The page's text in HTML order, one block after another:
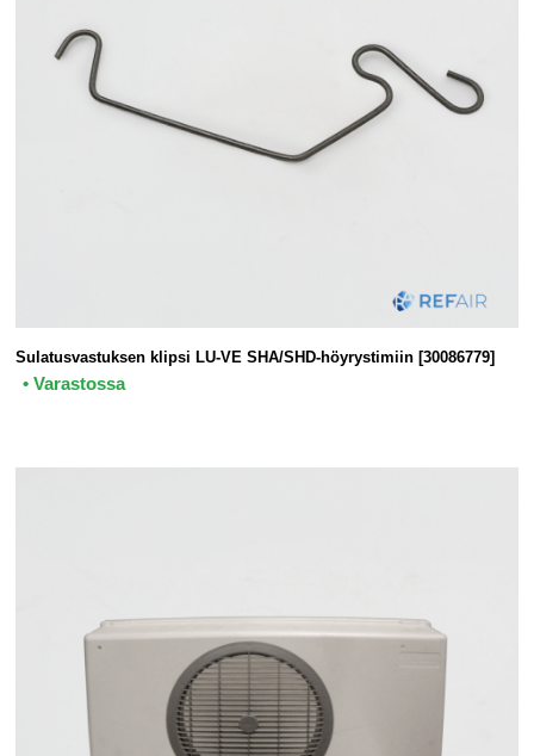
Sulatusvastuksen klipsi LU-VE SHA/SHD-höyrystimiin [30086779]
• Varastossa